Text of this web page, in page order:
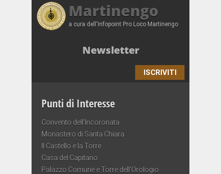
Martinengo
a cura dell'Infopoint Pro Loco Martinengo
Newsletter
ISCRIVITI
Punti di Interesse
Convento dell’Incoronata
Monastero di Santa Chiara
Il Castello e la Torre
Casa del Capitano
Palazzo Comune e Torre dell’Orologio